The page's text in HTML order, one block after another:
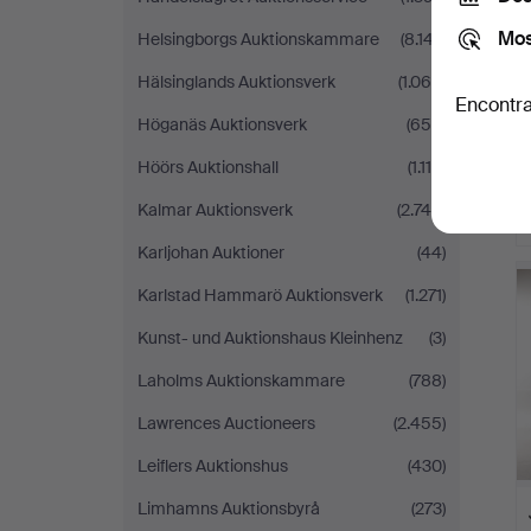
Helsingborgs Auktionskammare
(8.147)
Hälsinglands Auktionsverk
(1.065)
Höganäs Auktionsverk
(654)
Höörs Auktionshall
(1.116)
Kalmar Auktionsverk
(2.745)
Karljohan Auktioner
(44)
Karlstad Hammarö Auktionsverk
(1.271)
Kunst- und Auktionshaus Kleinhenz
(3)
Laholms Auktionskammare
(788)
Lawrences Auctioneers
(2.455)
Leiflers Auktionshus
(430)
Limhamns Auktionsbyrå
(273)